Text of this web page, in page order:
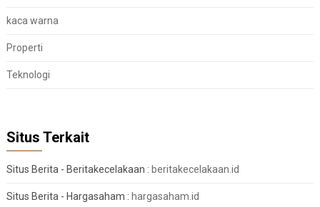
kaca warna
Properti
Teknologi
Situs Terkait
Situs Berita - Beritakecelakaan : beritakecelakaan.id
Situs Berita - Hargasaham : hargasaham.id